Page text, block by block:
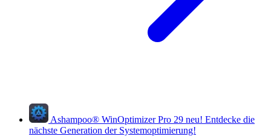
Ashampoo® WinOptimizer Pro 29 neu! Entdecke die
nächste Generation der Systemoptimierung!